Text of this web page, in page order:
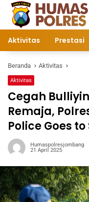
Langsung
konten
Aktivitas Prestasi
Beranda Aktivitas
Aktivitas
Cegah
Remaja,
Police Goes
Humaspolresjombang
21 April 2025